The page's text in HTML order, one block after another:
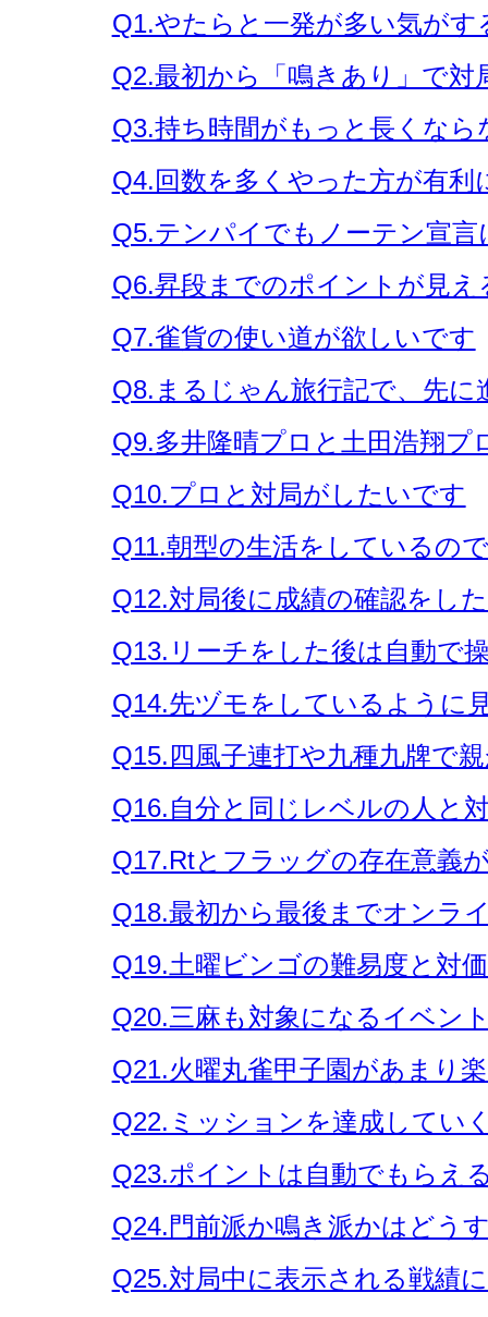
Q1.やたらと一発が多い気がす
Q2.最初から「鳴きあり」で
Q3.持ち時間がもっと長くな
Q4.回数を多くやった方が有
Q5.テンパイでもノーテン宣
Q6.昇段までのポイントが見
Q7.雀貨の使い道が欲しいです
Q8.まるじゃん旅行記で、先に
Q9.多井隆晴プロと土田浩翔プ
Q10.プロと対局がしたいです
Q11.朝型の生活をしているの
Q12.対局後に成績の確認をし
Q13.リーチをした後は自動で
Q14.先ヅモをしているように
Q15.四風子連打や九種九牌で
Q16.自分と同じレベルの人と
Q17.Rtとフラッグの存在意義
Q18.最初から最後までオンラ
Q19.土曜ビンゴの難易度と対
Q20.三麻も対象になるイベン
Q21.火曜丸雀甲子園があまり
Q22.ミッションを達成してい
Q23.ポイントは自動でもらえ
Q24.門前派か鳴き派かはどう
Q25.対局中に表示される戦績